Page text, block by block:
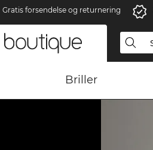
Gratis forsendelse og returnering
Briller